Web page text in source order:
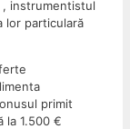
instrumentistul
lor particulară
primit
la 1.500 €